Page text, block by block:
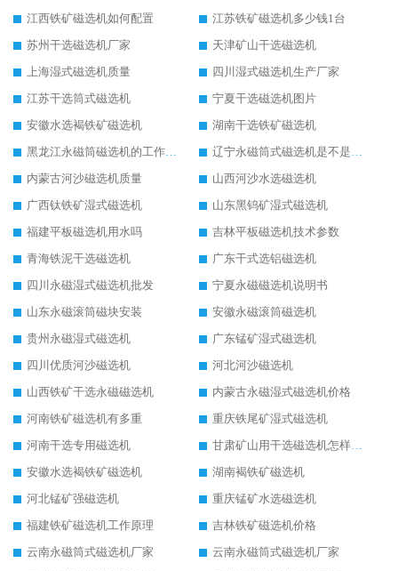
江西铁矿磁选机如何配置
江苏铁矿磁选机多少钱1台
苏州干选磁选机厂家
天津矿山干选磁选机
上海湿式磁选机质量
四川湿式磁选机生产厂家
江苏干选筒式磁选机
宁夏干选磁选机图片
安徽水选褐铁矿磁选机
湖南干选铁矿磁选机
黑龙江永磁筒磁选机的工作原理
辽宁永磁筒式磁选机是不是强磁
内蒙古河沙磁选机质量
山西河沙水选磁选机
广西钛铁矿湿式磁选机
山东黑钨矿湿式磁选机
福建平板磁选机用水吗
吉林平板磁选机技术参数
青海铁泥干选磁选机
广东干式选铝磁选机
四川永磁湿式磁选机批发
宁夏永磁磁选机说明书
山东永磁滚筒磁块安装
安徽永磁滚筒磁选机
贵州永磁湿式磁选机
广东锰矿湿式磁选机
四川优质河沙磁选机
河北河沙磁选机
山西铁矿干选永磁磁选机
内蒙古永磁湿式磁选机价格
河南铁矿磁选机有多重
重庆铁尾矿湿式磁选机
河南干选专用磁选机
甘肃矿山用干选磁选机怎样调磁
安徽水选褐铁矿磁选机
湖南褐铁矿磁选机
河北锰矿强磁选机
重庆锰矿水选磁选机
福建铁矿磁选机工作原理
吉林铁矿磁选机价格
云南永磁筒式磁选机厂家
云南永磁筒式磁选机厂家